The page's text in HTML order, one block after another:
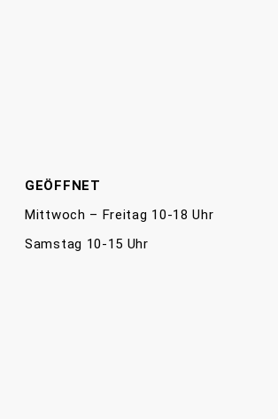
GEÖFFNET
Mittwoch – Freitag 10-18 Uhr
Samstag 10-15 Uhr